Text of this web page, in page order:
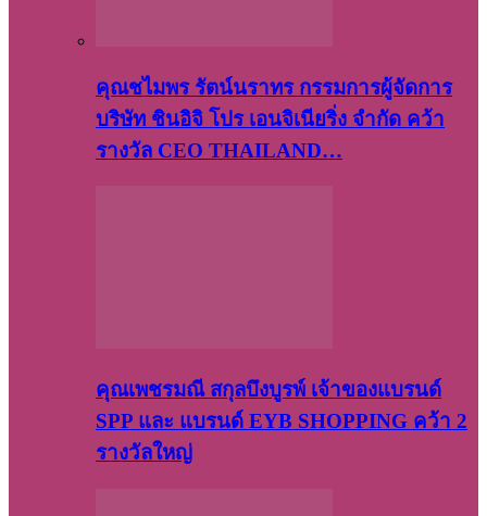
คุณชไมพร​ รัตน์​นรา​ทร​ กรรมการ​ผู้จัดการ
บริษัท​ ชินอิจิ​ โปร​ เอน​จิเนีย​ริ่ง​ จำกัด คว้า
รางวัล CEO THAILAND…
คุณเพชรมณี สกุลบึงบูรพ์ เจ้าของแบรนด์
SPP และ แบรนด์ EYB SHOPPING คว้า 2
รางวัลใหญ่